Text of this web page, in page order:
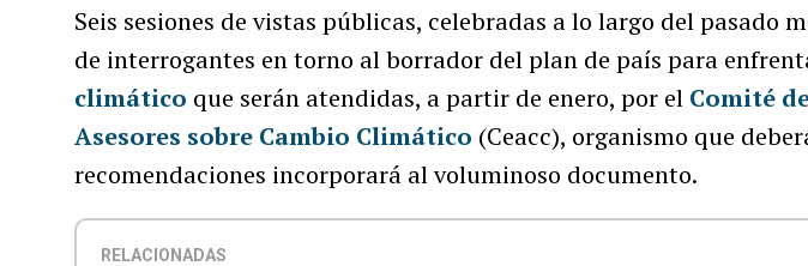
Seis sesiones de vistas públicas, celebradas a lo largo del pasado
de interrogantes en torno al borrador del plan de país para
climático que serán atendidas, a partir de enero, por el Comité
Asesores sobre Cambio Climático (Ceacc), organismo que
recomendaciones incorporará al voluminoso documento.
RELACIONADAS